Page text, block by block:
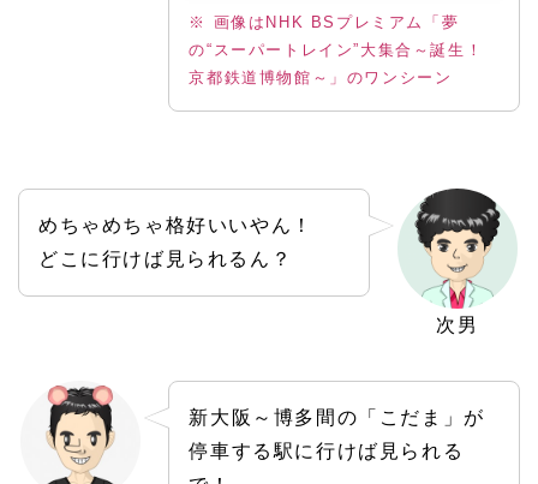
※ 画像はNHK BSプレミアム「夢
の“スーパートレイン”大集合～誕生！
京都鉄道博物館～」のワンシーン
次男
めちゃめちゃ格好いいやん！
どこに行けば見られるん？
新大阪～博多間の「こだま」が
停車する駅に行けば見られる